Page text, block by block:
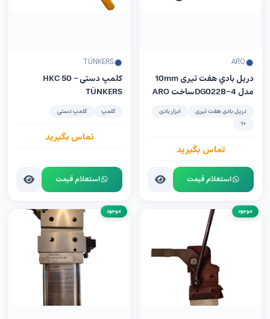
ARO
دريل بادي هفت تیری 10mm
مدل DG022B-4ساخت ARO
دریل بادی هفت تیری
ابزار بادی
+1
تماس بگیرید
استعلام قیمت
TÜNKERS
کلمپ دستی HKC 50 –
TÜNKERS
کلمپ کلمپ دستی
تماس بگیرید
استعلام قیمت
موجود موجود